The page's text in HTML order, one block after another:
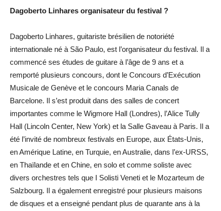
Dagoberto Linhares organisateur du festival ?
Dagoberto Linhares, guitariste brésilien de notoriété
internationale né à São Paulo, est l’organisateur du festival. Il a
commencé ses études de guitare à l’âge de 9 ans et a
remporté plusieurs concours, dont le Concours d’Exécution
Musicale de Genève et le concours Maria Canals de
Barcelone. Il s’est produit dans des salles de concert
importantes comme le Wigmore Hall (Londres), l’Alice Tully
Hall (Lincoln Center, New York) et la Salle Gaveau à Paris. Il a
été l’invité de nombreux festivals en Europe, aux États-Unis,
en Amérique Latine, en Turquie, en Australie, dans l’ex-URSS,
en Thaïlande et en Chine, en solo et comme soliste avec
divers orchestres tels que I Solisti Veneti et le Mozarteum de
Salzbourg. Il a également enregistré pour plusieurs maisons
de disques et a enseigné pendant plus de quarante ans à la